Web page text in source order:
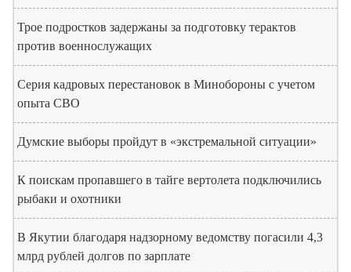
Трое подростков задержаны за подготовку терактов
против военнослужащих
Серия кадровых перестановок в Минобороны с учетом
опыта СВО
Думские выборы пройдут в «экстремальной ситуации»
К поискам пропавшего в тайге вертолета подключились
рыбаки и охотники
В Якутии благодаря надзорному ведомству погасили 4,3
млрд рублей долгов по зарплате